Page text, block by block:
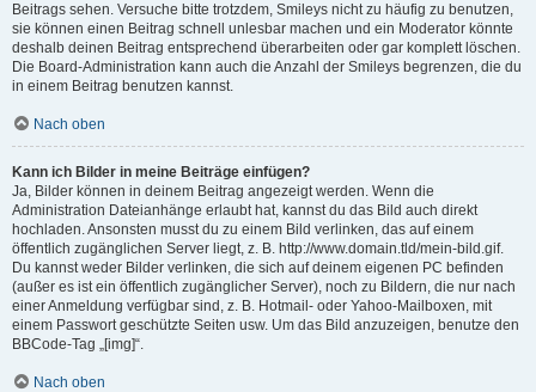
Beitrags sehen. Versuche bitte trotzdem, Smileys nicht zu häufig zu benutzen,
sie können einen Beitrag schnell unlesbar machen und ein Moderator könnte
deshalb deinen Beitrag entsprechend überarbeiten oder gar komplett löschen.
Die Board-Administration kann auch die Anzahl der Smileys begrenzen, die du
in einem Beitrag benutzen kannst.
Nach oben
Kann ich Bilder in meine Beiträge einfügen?
Ja, Bilder können in deinem Beitrag angezeigt werden. Wenn die
Administration Dateianhänge erlaubt hat, kannst du das Bild auch direkt
hochladen. Ansonsten musst du zu einem Bild verlinken, das auf einem
öffentlich zugänglichen Server liegt, z. B. http://www.domain.tld/mein-bild.gif.
Du kannst weder Bilder verlinken, die sich auf deinem eigenen PC befinden
(außer es ist ein öffentlich zugänglicher Server), noch zu Bildern, die nur nach
einer Anmeldung verfügbar sind, z. B. Hotmail- oder Yahoo-Mailboxen, mit
einem Passwort geschützte Seiten usw. Um das Bild anzuzeigen, benutze den
BBCode-Tag „[img]“.
Nach oben